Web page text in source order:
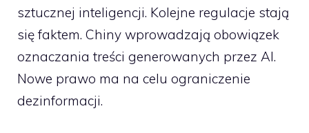
sztucznej inteligencji. Kolejne regulacje stają
się faktem. Chiny wprowadzają obowiązek
oznaczania treści generowanych przez AI.
Nowe prawo ma na celu ograniczenie
dezinformacji.